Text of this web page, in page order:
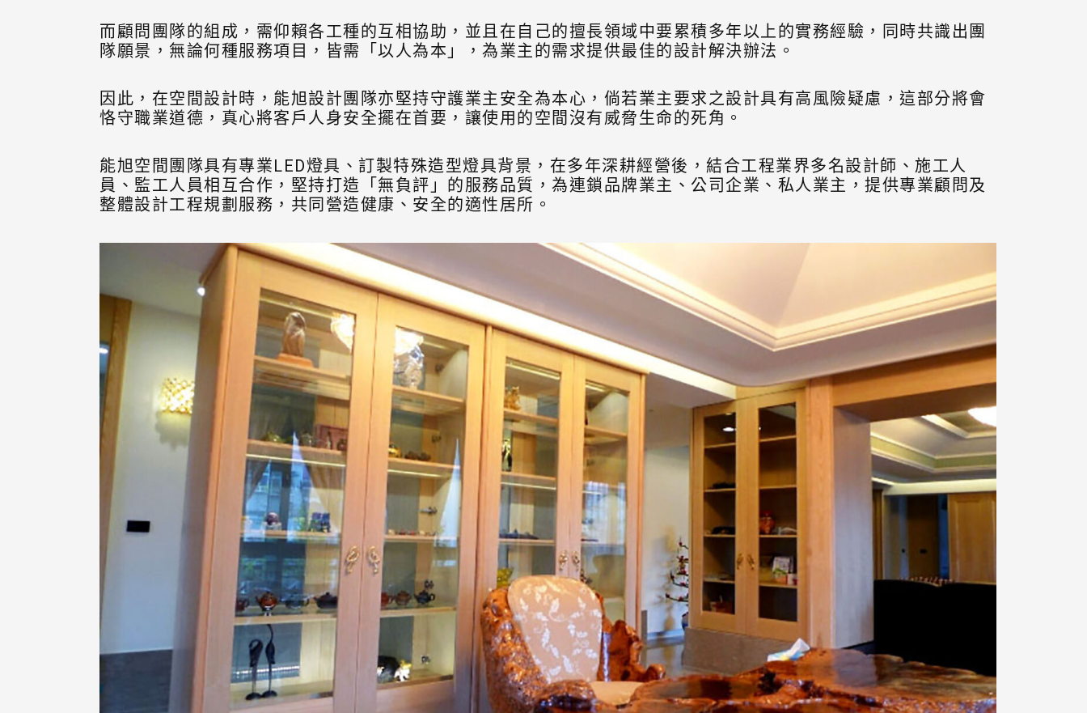
而顧問團隊的組成，需仰賴各工種的互相協助，並且在自己的擅長領域中要累積多年以上的實務經驗，同時共識出團
隊願景，無論何種服務項目，皆需「以人為本」，為業主的需求提供最佳的設計解決辦法。
因此，在空間設計時，能旭設計團隊亦堅持守護業主安全為本心，倘若業主要求之設計具有高風險疑慮，這部分將會
恪守職業道德，真心將客戶人身安全擺在首要，讓使用的空間沒有威脅生命的死角。
能旭空間團隊具有專業LED燈具、訂製特殊造型燈具背景，在多年深耕經營後，結合工程業界多名設計師、施工人
員、監工人員相互合作，堅持打造「無負評」的服務品質，為連鎖品牌業主、公司企業、私人業主，提供專業顧問及
整體設計工程規劃服務，共同營造健康、安全的適性居所。